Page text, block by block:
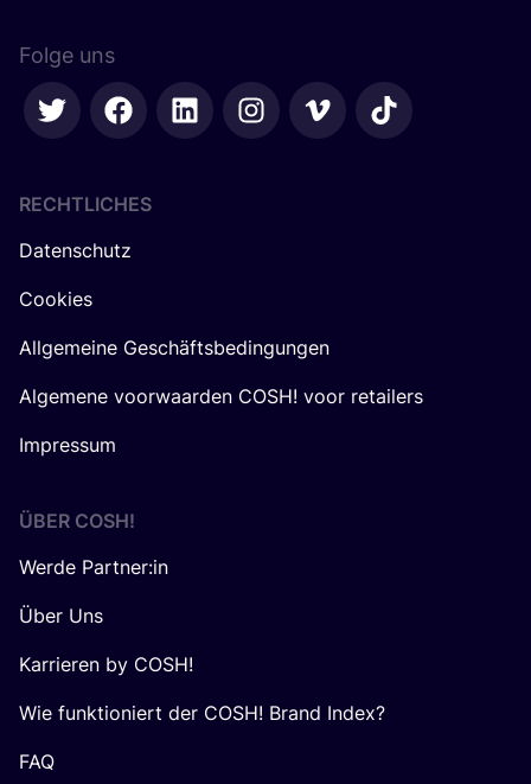
Folge uns
RECHTLICHES
Datenschutz
Cookies
Allgemeine Geschäftsbedingungen
Algemene voorwaarden COSH! voor retailers
Impressum
ÜBER COSH!
Werde Partner:in
Über Uns
Karrieren by COSH!
Wie funktioniert der COSH! Brand Index?
FAQ